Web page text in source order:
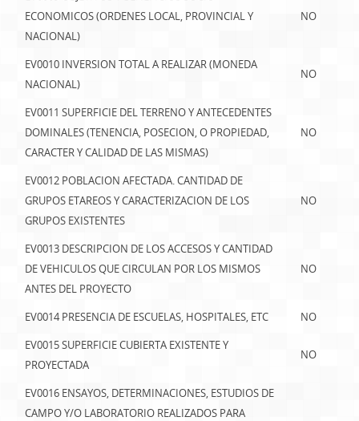
ECONOMICOS (ORDENES LOCAL, PROVINCIAL Y
NACIONAL)
NO
EV0010 INVERSION TOTAL A REALIZAR (MONEDA
NACIONAL)
NO
EV0011 SUPERFICIE DEL TERRENO Y ANTECEDENTES
DOMINALES (TENENCIA, POSECION, O PROPIEDAD,
CARACTER Y CALIDAD DE LAS MISMAS)
NO
EV0012 POBLACION AFECTADA. CANTIDAD DE
GRUPOS ETAREOS Y CARACTERIZACION DE LOS
GRUPOS EXISTENTES
NO
EV0013 DESCRIPCION DE LOS ACCESOS Y CANTIDAD
DE VEHICULOS QUE CIRCULAN POR LOS MISMOS
ANTES DEL PROYECTO
NO
EV0014 PRESENCIA DE ESCUELAS, HOSPITALES, ETC
NO
EV0015 SUPERFICIE CUBIERTA EXISTENTE Y
PROYECTADA
NO
EV0016 ENSAYOS, DETERMINACIONES, ESTUDIOS DE
CAMPO Y/O LABORATORIO REALIZADOS PARA